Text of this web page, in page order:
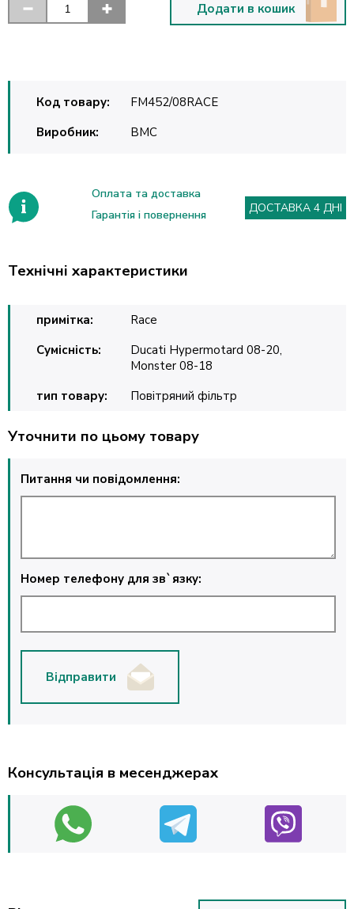
Додати в кошик
Код товару:
FM452/08RACE
Виробник:
BMC
Оплата та доставка
Гарантія і повернення
ДОСТАВКА 4 ДНІ
Технічні характеристики
примітка:
Race
Сумісність:
Ducati Hypermotard 08-20,
Monster 08-18
тип товару:
Повітряний фільтр
Уточнити по цьому товару
Питання чи повідомлення:
Номер телефону для зв`язку:
Відправити
Консультація в месенджерах